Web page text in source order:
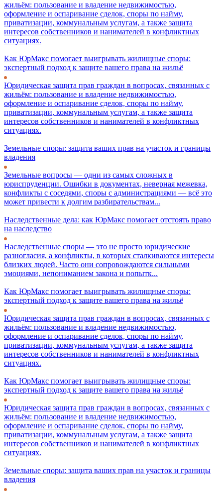
жильём: пользование и владение недвижимостью,
оформление и оспаривание сделок, споры по найму,
приватизации, коммунальным услугам, а также защита
интересов собственников и нанимателей в конфликтных
ситуациях.
Как ЮрМакс помогает выигрывать жилищные споры:
экспертный подход к защите вашего права на жильё
Юридическая защита прав граждан в вопросах, связанных с
жильём: пользование и владение недвижимостью,
оформление и оспаривание сделок, споры по найму,
приватизации, коммунальным услугам, а также защита
интересов собственников и нанимателей в конфликтных
ситуациях.
Земельные споры: защита ваших прав на участок и границы
владения
Земельные вопросы — одни из самых сложных в
юриспруденции. Ошибки в документах, неверная межевка,
конфликты с соседями, споры с администрациями — всё это
может привести к долгим разбирательствам...
Наследственные дела: как ЮрМакс помогает отстоять право
на наследство
Наследственные споры — это не просто юридические
разногласия, а конфликты, в которых сталкиваются интересы
близких людей. Часто они сопровождаются сильными
эмоциями, непониманием закона и попытк...
Как ЮрМакс помогает выигрывать жилищные споры:
экспертный подход к защите вашего права на жильё
Юридическая защита прав граждан в вопросах, связанных с
жильём: пользование и владение недвижимостью,
оформление и оспаривание сделок, споры по найму,
приватизации, коммунальным услугам, а также защита
интересов собственников и нанимателей в конфликтных
ситуациях.
Как ЮрМакс помогает выигрывать жилищные споры:
экспертный подход к защите вашего права на жильё
Юридическая защита прав граждан в вопросах, связанных с
жильём: пользование и владение недвижимостью,
оформление и оспаривание сделок, споры по найму,
приватизации, коммунальным услугам, а также защита
интересов собственников и нанимателей в конфликтных
ситуациях.
Земельные споры: защита ваших прав на участок и границы
владения